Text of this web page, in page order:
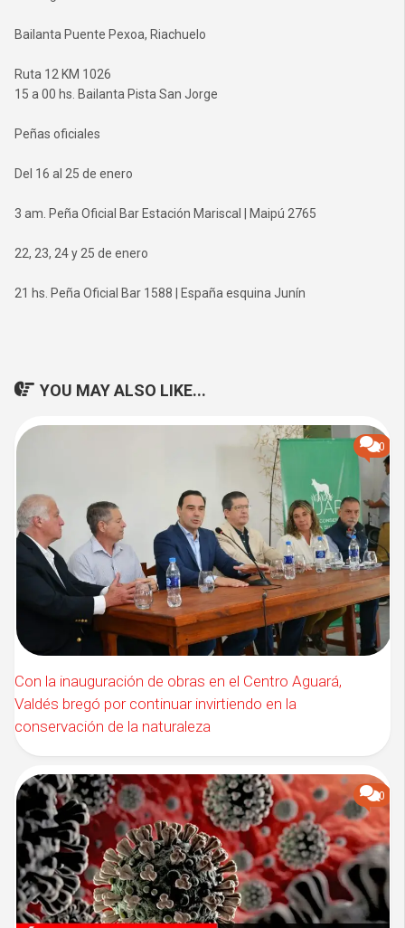
Bailanta Puente Pexoa, Riachuelo
Ruta 12 KM 1026
15 a 00 hs. Bailanta Pista San Jorge
Peñas oficiales
Del 16 al 25 de enero
3 am. Peña Oficial Bar Estación Mariscal | Maipú 2765
22, 23, 24 y 25 de enero
21 hs. Peña Oficial Bar 1588 | España esquina Junín
YOU MAY ALSO LIKE...
0
Con la inauguración de obras en el Centro Aguará,
Valdés bregó por continuar invirtiendo en la
conservación de la naturaleza
0